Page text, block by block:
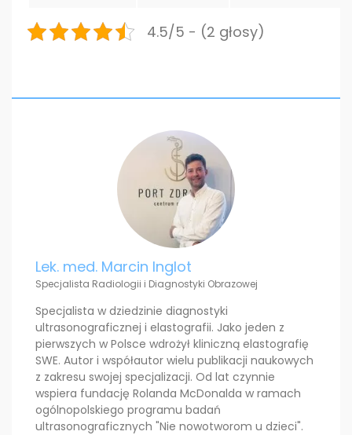
4.5/5 - (2 głosy)
Lek. med. Marcin Inglot
Specjalista Radiologii i Diagnostyki Obrazowej
Specjalista w dziedzinie diagnostyki
ultrasonograficznej i elastografii. Jako jeden z
pierwszych w Polsce wdrożył kliniczną elastografię
SWE. Autor i współautor wielu publikacji naukowych
z zakresu swojej specjalizacji. Od lat czynnie
wspiera fundację Rolanda McDonalda w ramach
ogólnopolskiego programu badań
ultrasonograficznych "Nie nowotworom u dzieci".